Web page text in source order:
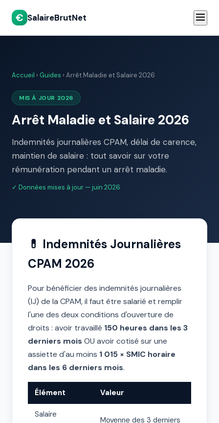
€ SalaireBrutNet
Accueil › Guides › Arrêt Maladie et Salaire 2026
MIS À JOUR 2026
Arrêt Maladie et Salaire 2026
Indemnités journalières CPAM, délai de carence,
maintien de salaire : tout savoir sur votre
rémunération pendant un arrêt maladie.
✓ Données mises à jour — juin 2026
💊 Indemnités Journalières
CPAM 2026
Pour bénéficier des indemnités journalières
(IJ) de la CPAM, il faut être salarié et remplir
l'une des deux conditions d'ouverture de
droits : avoir travaillé 150 heures dans les 3
derniers mois OU avoir cotisé sur une
assiette d'au moins 1 015 × SMIC horaire
dans les 6 derniers mois.
Élément Valeur
Salaire
Moyenne des 3 derniers